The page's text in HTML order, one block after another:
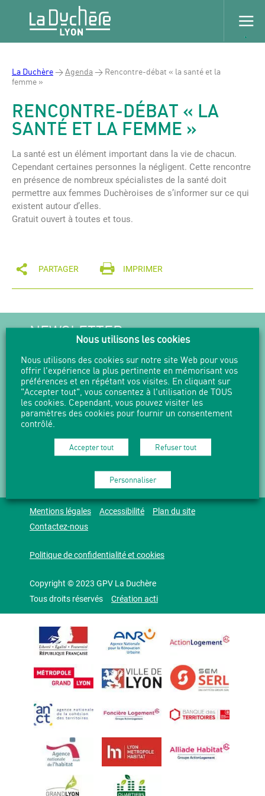
La Duchère>Agenda > Rencontre-débat « la santé et la
femme »
RENCONTRE-DÉBAT « LA
SANTÉ ET LA FEMME »
La santé est un élément important dans la vie de chacun.
Cependant certaines personnes la négligent. Cette rencontre
en présence de nombreux spécialistes de la santé doit
permettre aux femmes Duchèroises de s’informer sur ce qui
existent autour d’elles.
Gratuit ouvert à toutes et tous.
PARTAGER IMPRIMER
NEWSLETTER
Suivez l'actualité en vous abonnant
à nos Newsletters.
M'abonner
04 37 49 73 90 -mduchere@grandlyon.com
12 bis place Gisèle Halimi 69009 LYON
Mentions légales Accessibilité
Plan du site
Contactez-nous
Politique de confidentialité et cookies
Copyright © 2023 GPV La Duchère
Tous droits réservés
Création acti
Nous utilisons les cookies
Nous utilisons des cookies sur notre site Web pour vous
offrir l'expérience la plus pertinente en mémorisant vos
préférences et en répétant vos visites. En cliquant sur
"Accepter tout", vous consentez à l'utilisation de TOUS
les cookies. Cependant, vous pouvez visiter les
paramètres des cookies pour fournir un consentement
contrôlé.
Accepter tout Refuser tout
Personnaliser